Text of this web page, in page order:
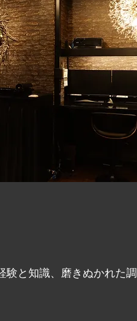
験と知識、磨きぬかれた調